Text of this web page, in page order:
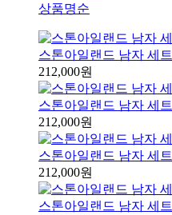
상품명순
스톤아일랜드 남자 세트
212,000원
스톤아일랜드 남자 세트
212,000원
스톤아일랜드 남자 세트
212,000원
스톤아일랜드 남자 세트